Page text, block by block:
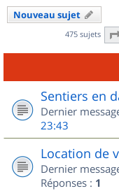
Nouveau sujet
475 sujets
Sentiers en
Dernier
23:43
Location de
Dernier
Réponses : 1